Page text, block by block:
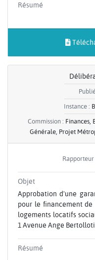
Résumé
Instance :
Commission : Finances,
Générale, Projet
Rapporteur
Objet
Approbation d'une
pour le financement
logements locatifs
1 Avenue Ange
Résumé